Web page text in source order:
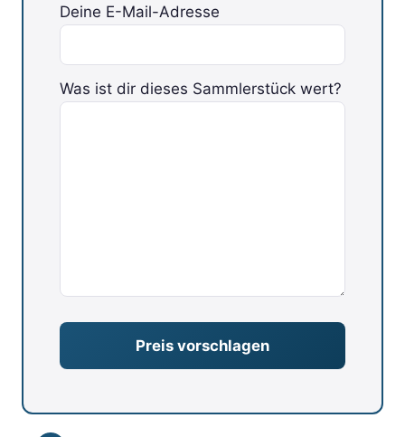
Deine E-Mail-Adresse
Bitte lasse dieses Feld leer.
Was ist dir dieses Sammlerstück wert?